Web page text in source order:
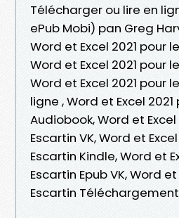
Télécharger ou lire en
ePub Mobi) pan Greg
Word et Excel 2021 pour
Word et Excel 2021 pour
Word et Excel 2021 pour
ligne , Word et Excel
Audiobook, Word et Excel
Escartin VK, Word et
Escartin Kindle, Word et
Escartin Epub VK, Word
Escartin